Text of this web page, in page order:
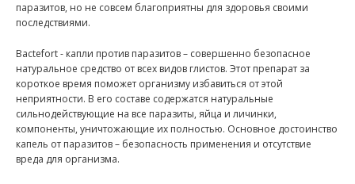
паразитов, но не совсем благоприятны для здоровья своими
последствиями.
Bactefort - капли против паразитов – совершенно безопасное
натуральное средство от всех видов глистов. Этот препарат за
короткое время поможет организму избавиться от этой
неприятности. В его составе содержатся натуральные
сильнодействующие на все паразиты, яйца и личинки,
компоненты, уничтожающие их полностью. Основное достоинство
капель от паразитов – безопасность применения и отсутствие
вреда для организма.